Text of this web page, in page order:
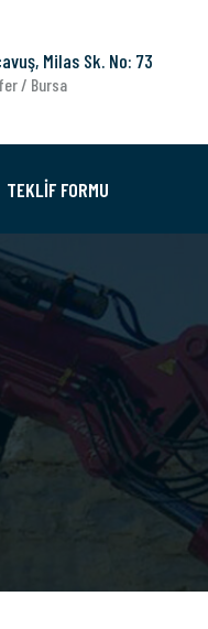
Milas Sk. No: 73
/ Bursa
TEKLİF FORMU